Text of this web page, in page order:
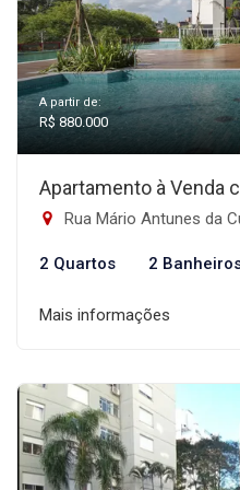
A partir de:
R$ 880.000
Apartamento à Venda
Rua Mário Antunes da
2 Quartos 2
Mais informações